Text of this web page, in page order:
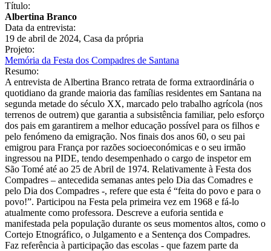
Título:
Albertina Branco
Data da entrevista:
19 de abril de 2024, Casa da própria
Projeto:
Memória da Festa dos Compadres de Santana
Resumo:
A entrevista de Albertina Branco retrata de forma extraordinária o
quotidiano da grande maioria das famílias residentes em Santana na
segunda metade do século XX, marcado pelo trabalho agrícola (nos
terrenos de outrem) que garantia a subsistência familiar, pelo esforço
dos pais em garantirem a melhor educação possível para os filhos e
pelo fenómeno da emigração. Nos finais dos anos 60, o seu pai
emigrou para França por razões socioeconómicas e o seu irmão
ingressou na PIDE, tendo desempenhado o cargo de inspetor em
São Tomé até ao 25 de Abril de 1974. Relativamente à Festa dos
Compadres – antecedida semanas antes pelo Dia das Comadres e
pelo Dia dos Compadres -, refere que esta é “feita do povo e para o
povo!”. Participou na Festa pela primeira vez em 1968 e fá-lo
atualmente como professora. Descreve a euforia sentida e
manifestada pela população durante os seus momentos altos, como o
Cortejo Etnográfico, o Julgamento e a Sentença dos Compadres.
Faz referência à participação das escolas - que fazem parte da